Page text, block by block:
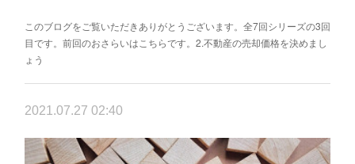
このブログをご覧いただきありがとうございます。全7回シリーズの3回
目です。前回のおさらいはこちらです。2.不動産の売却価格を決めまし
ょう
2021.07.27 02:40